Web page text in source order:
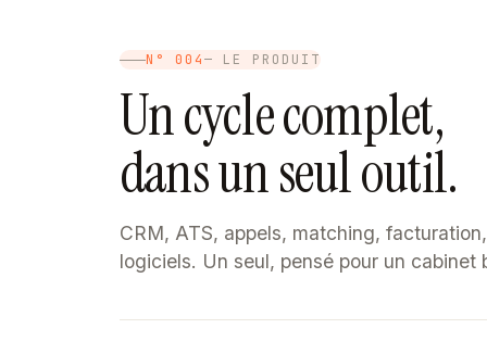
N° 004— LE PRODUIT
Un cycle complet,
dans un seul outil.
CRM, ATS, appels, matching,
logiciels. Un seul, pensé pour un cabinet